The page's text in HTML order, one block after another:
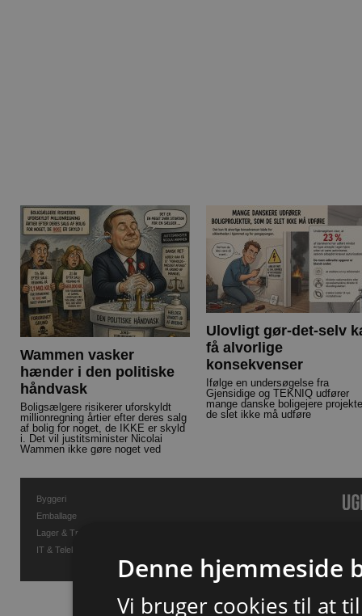
Wammen vasker
hænder i den politiske
håndvask
Boligsælgere risikerer uforskyldt
millionregning årtier efter deres salg
af bolig for noget, de IKKE er skyld
i. Det vil justitsminister Nicolai
Wammen ikke gøre noget ved
Ulovligt gør-det-selv
få alvorlige
konsekvenser
Ifølge en undersøgelse fra
Gjensidige og TEKNIQ udfører
mange danske boligejere
de slet ikke må udføre
Byggeri
Emballage
Lager & Transport
IT & Telekommunikation
Denne hjemmeside
Vi bruger cookies til at